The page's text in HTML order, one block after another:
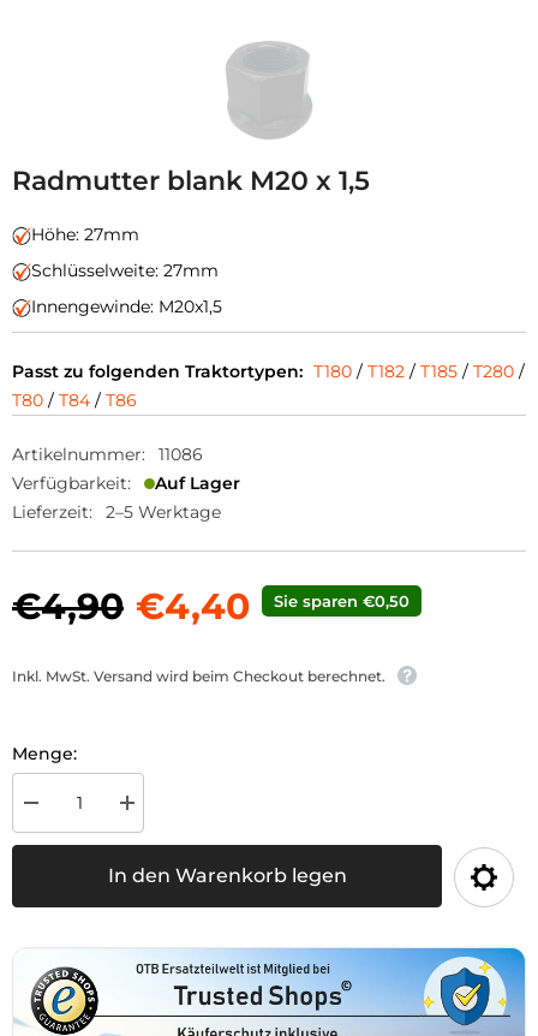
Radmutter blank M20 x 1,5
Höhe: 27mm
Schlüsselweite: 27mm
Innengewinde: M20x1,5
Passt zu folgenden Traktortypen: T180 / T182 / T185 / T280 /
T80 / T84 / T86
Artikelnummer:
11086
Verfügbarkeit:
Auf Lager
Lieferzeit:
2–5 Werktage
€4,90 €4,40 Sie sparen €0,50
Inkl. MwSt. Versand wird beim Checkout berechnet.
Menge:
für
Radmutter
Menge
für
Radmutter
blank
M20
In den Warenkorb legen